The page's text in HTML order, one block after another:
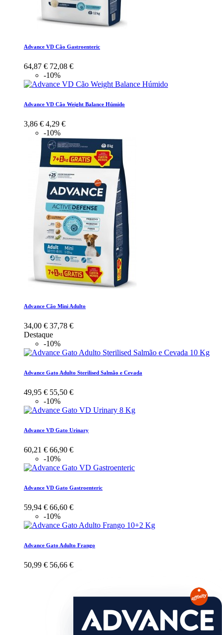
Advance VD Cão Gastroenteric
64,87 € 72,08 €
-10%
Advance VD Cão Weight Balance Húmido
3,86 € 4,29 €
-10%
Advance Cão Mini Adulto
34,00 € 37,78 €
Destaque
-10%
Advance Gato Adulto Sterilised Salmão e Cevada
49,95 € 55,50 €
-10%
Advance VD Gato Urinary
60,21 € 66,90 €
-10%
Advance VD Gato Gastroenteric
59,94 € 66,60 €
-10%
Advance Gato Adulto Frango
50,99 € 56,66 €